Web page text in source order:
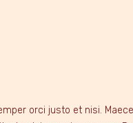
orci justo et nisi.